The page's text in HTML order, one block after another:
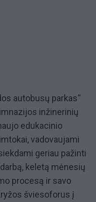
autobusų parkas“
inžinerinių
edukacinio
vadovaujami
geriau pažinti
keletą mėnesių
procesą ir savo
šviesoforus į